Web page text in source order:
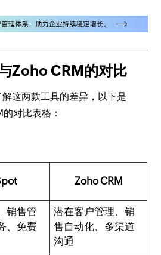
Zoho CRM的对比
这两款工具的差异，以下是
对比表格：
Zoho CRM
销售管
、免费
潜在客户管理、销
售自动化、多渠道
沟通